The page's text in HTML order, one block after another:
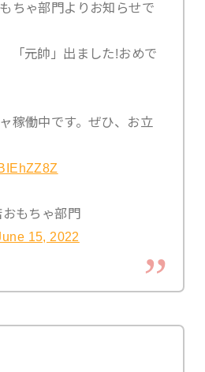
ちゃ部門よりお知らせで
「元帥」出ました!おめで
稼働中です。ぜひ、お立
もちゃ部門
15, 2022